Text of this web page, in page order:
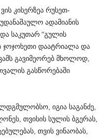
კისერზეა რუსეთ-
ადამიანის
საკუთარ “გულის
ჯოჯოხეთი დაატრიალა და
გავიმეორებ მხოლოდ,
გასწორებაში
იგია საგანძე,
თვისის სულის ბგერას,
თვის ვინაობას,